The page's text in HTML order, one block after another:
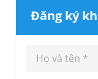
Đăng ký